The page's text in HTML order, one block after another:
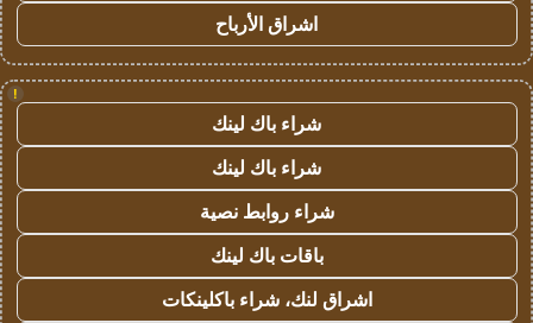
اشراق الأرباح
!
شراء باك لينك
شراء باك لينك
شراء روابط نصية
باقات باك لينك
اشراق لنك، شراء باكلينكات